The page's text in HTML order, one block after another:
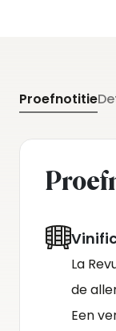
Proefnotitie
La
de
Een